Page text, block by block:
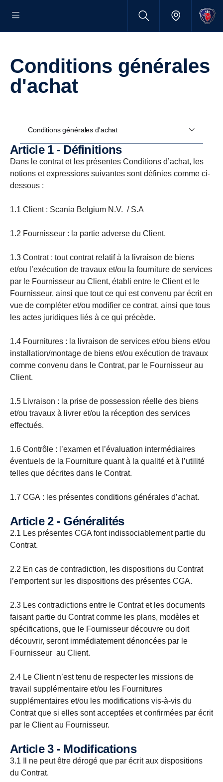
Conditions générales
d'achat
Conditions générales d'achat
Article 1 - Définitions
Dans le contrat et les présentes Conditions d’achat, les
notions et expressions suivantes sont définies comme ci-
dessous :
1.1 Client : Scania Belgium N.V. / S.A
1.2 Fournisseur : la partie adverse du Client.
1.3 Contrat : tout contrat relatif à la livraison de biens
et/ou l’exécution de travaux et/ou la fourniture de services
par le Fournisseur au Client, établi entre le Client et le
Fournisseur, ainsi que tout ce qui est convenu par écrit en
vue de compléter et/ou modifier ce contrat, ainsi que tous
les actes juridiques liés à ce qui précède.
1.4 Fournitures : la livraison de services et/ou biens et/ou
installation/montage de biens et/ou exécution de travaux
comme convenu dans le Contrat, par le Fournisseur au
Client.
1.5 Livraison : la prise de possession réelle des biens
et/ou travaux à livrer et/ou la réception des services
effectués.
1.6 Contrôle : l’examen et l’évaluation intermédiaires
éventuels de la Fourniture quant à la qualité et à l’utilité
telles que décrites dans le Contrat.
1.7 CGA : les présentes conditions générales d’achat.
Article 2 - Généralités
2.1 Les présentes CGA font indissociablement partie du
Contrat.
2.2 En cas de contradiction, les dispositions du Contrat
l’emportent sur les dispositions des présentes CGA.
2.3 Les contradictions entre le Contrat et les documents
faisant partie du Contrat comme les plans, modèles et
spécifications, que le Fournisseur découvre ou doit
découvrir, seront immédiatement dénoncées par le
Fournisseur au Client.
2.4 Le Client n’est tenu de respecter les missions de
travail supplémentaire et/ou les Fournitures
supplémentaires et/ou les modifications vis-à-vis du
Contrat que si elles sont acceptées et confirmées par écrit
par le Client au Fournisseur.
Article 3 - Modifications
3.1 Il ne peut être dérogé que par écrit aux dispositions
du Contrat.